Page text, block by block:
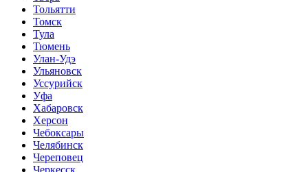
Тольятти
Томск
Тула
Тюмень
Улан-Удэ
Ульяновск
Уссурийск
Уфа
Хабаровск
Херсон
Чебоксары
Челябинск
Череповец
Черкесск